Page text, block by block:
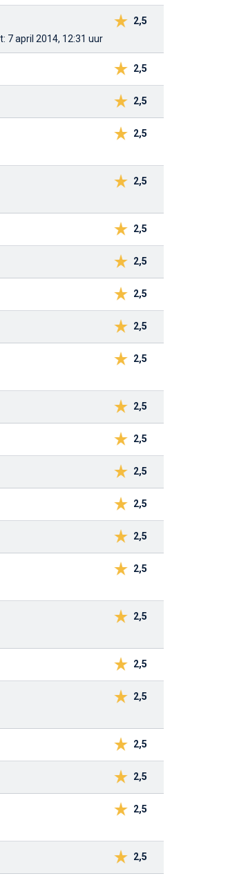
2,5
7 april 2014, 12:31 uur
2,5
2,5
2,5
2,5
2,5
2,5
2,5
2,5
2,5
2,5
2,5
2,5
2,5
2,5
2,5
2,5
2,5
2,5
2,5
2,5
2,5
2,5